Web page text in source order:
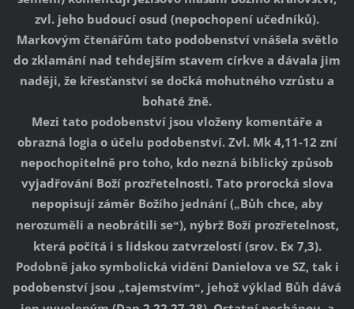
zvl. jeho budoucí osud (nepochopení učedníků).
Markovým čtenářům tato podobenství vnášela světlo
do zklamání nad tehdejším stavem církve a dávala jim
naději, že křesťanství se dočká mohutného vzrůstu a
bohaté žně.
Mezi tato podobenství jsou vloženy komentáře a
obrazná logia o účelu podobenství. Zvl. Mk 4,11-12 zní
nepochopitelně pro toho, kdo nezná biblický způsob
vyjadřování Boží prozřetelnosti. Tato prorocká slova
nepopisují záměr Božího jednání („Bůh chce, aby
nerozuměli a neobrátili se“), nýbrž Boží prozřetelnost,
která počítá i s lidskou zatvrzelostí (srov. Ex 7,3).
Podobně jako symbolická vidění Danielova ve SZ, tak i
podobenství jsou „tajemstvím“, jehož výklad Bůh dává